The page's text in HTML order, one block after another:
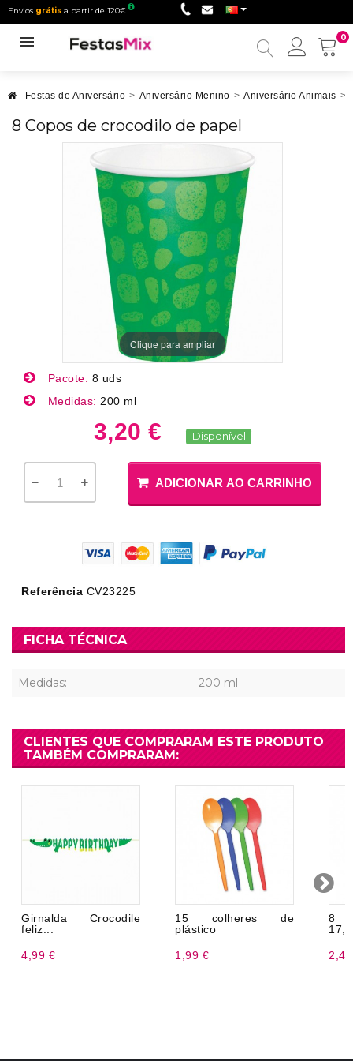
Envios grátis a partir de 120€
0
Minha
Festas de Aniversário > Aniversário Menino > Aniversário Animais >
8 Copos de crocodilo de papel
Clique para ampliar
Pacote: 8 uds
Medidas: 200 ml
3,20 € Disponível
ADICIONAR AO CARRINHO
Referência CV23225
FICHA TÉCNICA
Medidas: 200 ml
CLIENTES QUE COMPRARAM ESTE PRODUTO
TAMBÉM COMPRARAM:
Girnalda Crocodile
feliz...
4,99 €
15 colheres de
plástico
1,99 €
8